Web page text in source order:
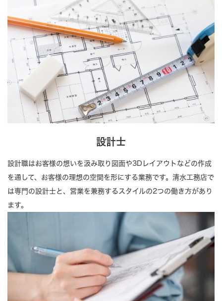
設計士
設計職はお客様の想いを汲み取り図面や3Dレイアウトなどの作成
を通して、お客様の理想の空間を形にする業務です。清水工務店で
は専門の設計士と、営業を兼務するスタイルの2つの働き方があり
ます。